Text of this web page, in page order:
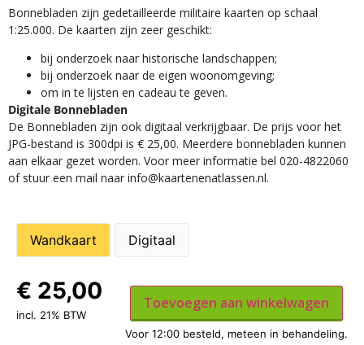
Bonnebladen zijn gedetailleerde militaire kaarten op schaal
1:25.000. De kaarten zijn zeer geschikt:​
​bij onderzoek naar historische landschappen;
bij onderzoek naar de eigen woonomgeving;
om in te lijsten en cadeau te geven.
Digitale Bonnebladen
De Bonnebladen zijn ook digitaal verkrijgbaar. De prijs voor het
JPG-bestand is 300dpi is € 25,00. Meerdere bonnebladen kunnen
aan elkaar gezet worden. Voor meer informatie bel 020-4822060
of stuur een mail naar info@kaartenenatlassen.nl.
Wandkaart Digitaal
€ 25,00
incl. 21% BTW
Toevoegen aan winkelwagen